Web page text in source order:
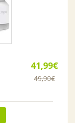
41,99€
49,90€